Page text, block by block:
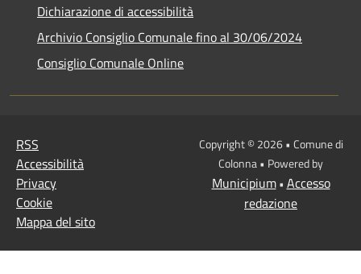
Dichiarazione di accessibilità
Archivio Consiglio Comunale fino al 30/06/2024
Consiglio Comunale Online
RSS
Accessibilità
Privacy
Cookie
Mappa del sito
Copyright © 2026 • Comune di
Colonna • Powered by
Municipium• Accesso
redazione